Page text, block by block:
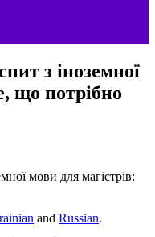
з іноземної
що потрібно
and Russian.